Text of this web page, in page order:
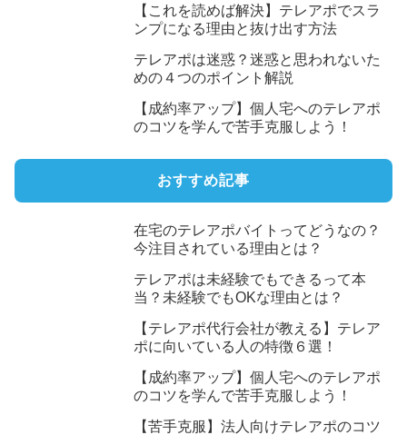
【これを読めば解決】テレアポでスラ
ンプになる理由と抜け出す方法
テレアポは迷惑？迷惑と思われないた
めの４つのポイント解説
【成約率アップ】個人宅へのテレアポ
のコツを学んで苦手克服しよう！
おすすめ記事
在宅のテレアポバイトってどうなの？
今注目されている理由とは？
テレアポは未経験でもできるって本
当？未経験でもOKな理由とは？
【テレアポ代行会社が教える】テレア
ポに向いている人の特徴６選！
【成約率アップ】個人宅へのテレアポ
のコツを学んで苦手克服しよう！
【苦手克服】法人向けテレアポのコツ